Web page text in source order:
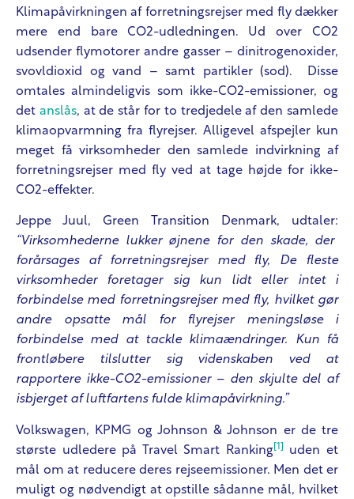
Klimapåvirkningen af forretningsrejser med fly dækker
mere end bare CO2-udledningen. Ud over CO2
udsender flymotorer andre gasser – dinitrogenoxider,
svovldioxid og vand – samt partikler (sod). Disse
omtales almindeligvis som ikke-CO2-emissioner, og
det anslås, at de står for to tredjedele af den samlede
klimaopvarmning fra flyrejser. Alligevel afspejler kun
meget få virksomheder den samlede indvirkning af
forretningsrejser med fly ved at tage højde for ikke-
CO2-effekter.
Jeppe Juul, Green Transition Denmark, udtaler:
“Virksomhederne lukker øjnene for den skade, der
forårsages af forretningsrejser med fly, De fleste
virksomheder foretager sig kun lidt eller intet i
forbindelse med forretningsrejser med fly, hvilket gør
andre opsatte mål for flyrejser meningsløse i
forbindelse med at tackle klimaændringer. Kun få
frontløbere tilslutter sig videnskaben ved at
rapportere ikke-CO2-emissioner – den skjulte del af
isbjerget af luftfartens fulde klimapåvirkning.”
Volkswagen, KPMG og Johnson & Johnson er de tre
største udledere på Travel Smart Ranking [1]
uden et
mål om at reducere deres rejseemissioner. Men det er
muligt og nødvendigt at opstille sådanne mål, hvilket